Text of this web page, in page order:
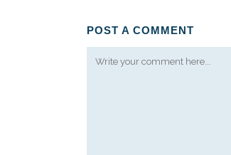
POST A COMMENT